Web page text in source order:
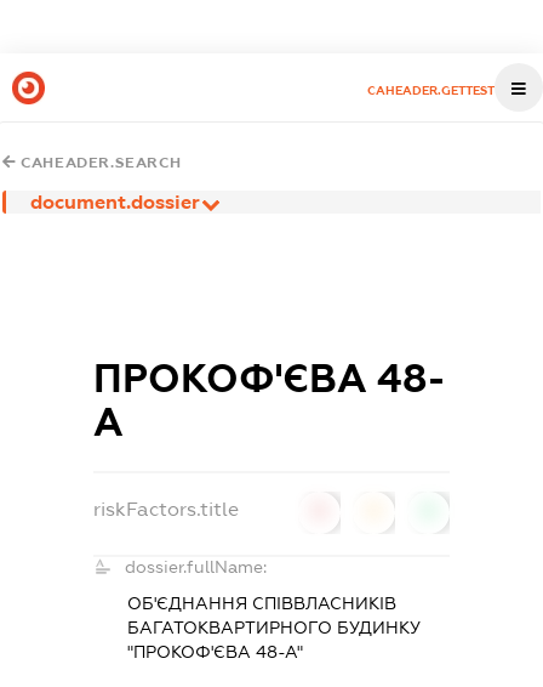
CAHEADER.GETTEST
CAHEADER.SEARCH
document.dossier
ПРОКОФ'ЄВА 48-
А
riskFactors.title
dossier.fullName:
ОБ'ЄДНАННЯ СПІВВЛАСНИКІВ
БАГАТОКВАРТИРНОГО БУДИНКУ
"ПРОКОФ'ЄВА 48-А"